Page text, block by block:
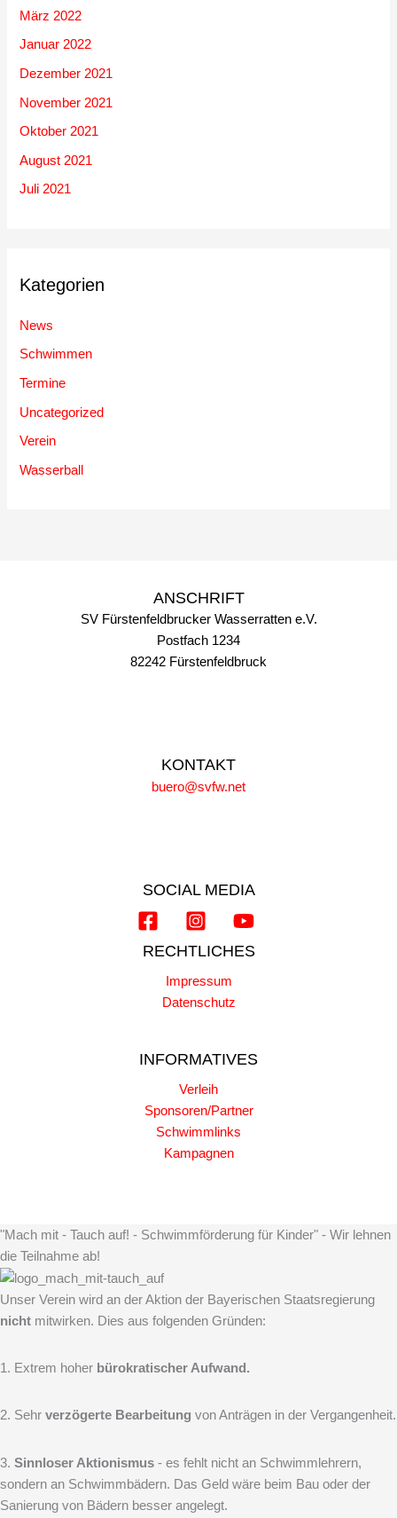
März 2022
Januar 2022
Dezember 2021
November 2021
Oktober 2021
August 2021
Juli 2021
Kategorien
News
Schwimmen
Termine
Uncategorized
Verein
Wasserball
ANSCHRIFT
SV Fürstenfeldbrucker Wasserratten e.V.
Postfach 1234
82242 Fürstenfeldbruck
KONTAKT
buero@svfw.net
SOCIAL MEDIA
RECHTLICHES
Impressum
Datenschutz
INFORMATIVES
Verleih
Sponsoren/Partner
Schwimmlinks
Kampagnen
"Mach mit - Tauch auf! - Schwimmförderung für Kinder" - Wir lehnen
die Teilnahme ab!
Unser Verein wird an der Aktion der Bayerischen Staatsregierung
nicht mitwirken. Dies aus folgenden Gründen:
1. Extrem hoher bürokratischer Aufwand.
2. Sehr verzögerte Bearbeitung von Anträgen in der Vergangenheit.
3. Sinnloser Aktionismus - es fehlt nicht an Schwimmlehrern,
sondern an Schwimmbädern. Das Geld wäre beim Bau oder der
Sanierung von Bädern besser angelegt.